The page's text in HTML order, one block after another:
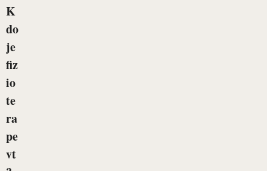
K
do
je
fiz
io
te
ra
pe
vt